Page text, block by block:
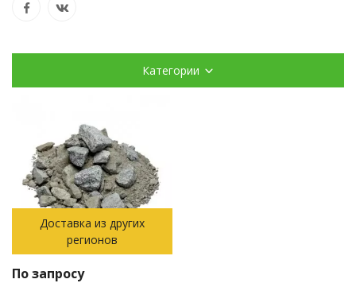
Категории
Доставка из других
регионов
По запросу